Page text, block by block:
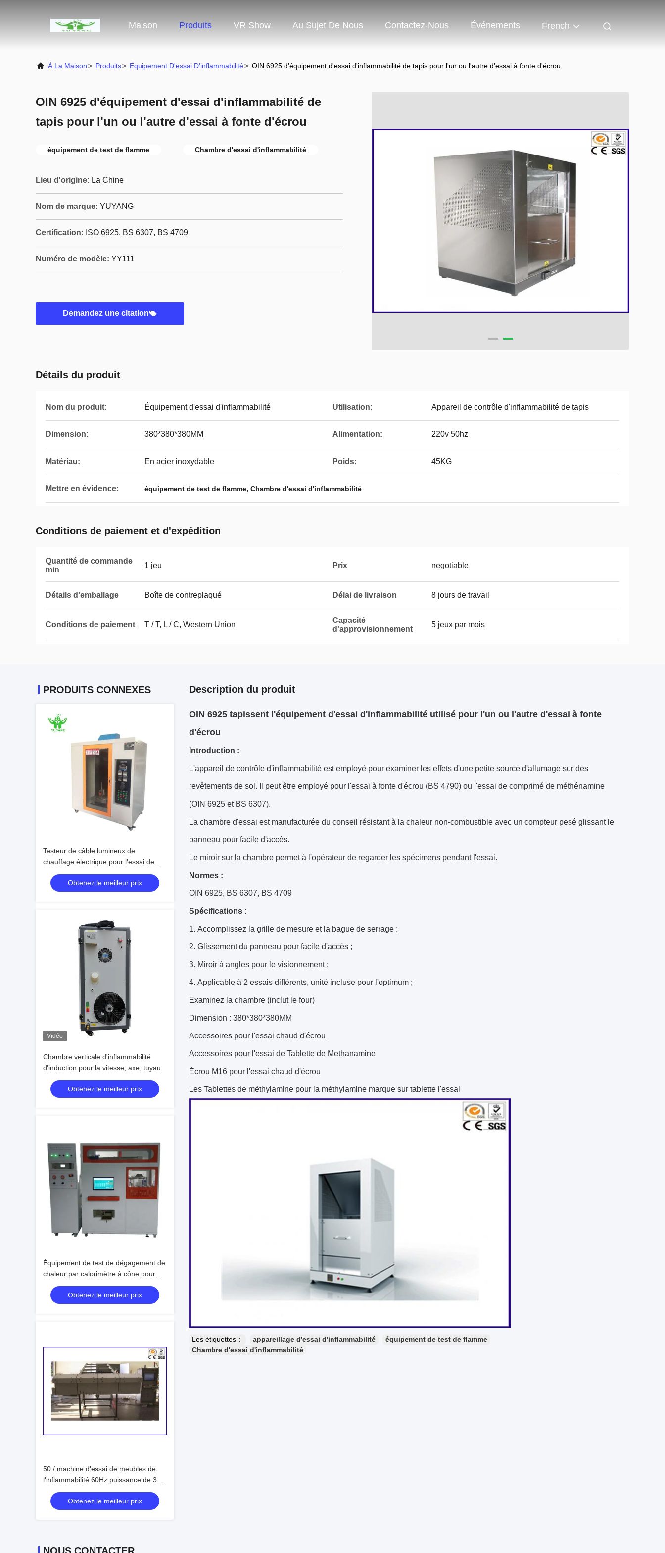
Maison Produits VR Show Au Sujet De Nous Contactez-Nous Événements French
À La Maison> Produits> Équipement D'essai D'inflammabilité> OIN 6925 d'équipement d'essai d'inflammabilité de tapis pour l'un ou l'autre d'essai à fonte d'écrou
OIN 6925 d'équipement d'essai d'inflammabilité de
tapis pour l'un ou l'autre d'essai à fonte d'écrou
équipement de test de flamme Chambre d'essai d'inflammabilité
Lieu d'origine: La Chine
Nom de marque: YUYANG
Certification: ISO 6925, BS 6307, BS 4709
Numéro de modèle: YY111
Demandez une citation
Détails du produit
Nom du produit: Équipement d'essai d'inflammabilité Utilisation: Appareil de contrôle d'inflammabilité de tapis
Dimension: 380*380*380MM Alimentation: 220v 50hz
Matériau: En acier inoxydable Poids: 45KG
Mettre en évidence: équipement de test de flamme, Chambre d'essai d'inflammabilité
Conditions de paiement et d'expédition
Quantité de commande
min
1 jeu Prix negotiable
Détails d'emballage Boîte de contreplaqué Délai de livraison 8 jours de travail
Conditions de paiement T / T, L / C, Western Union
Capacité
d'approvisionnement
5 jeux par mois
PRODUITS CONNEXES
Testeur de câble lumineux de
chauffage électrique pour l'essai de
l'inflammabilité des équipements
d'éclairageObtenez le meilleur prix
Vidéo
Chambre verticale d'inflammabilité
d'induction pour la vitesse, axe, tuyau
Obtenez le meilleur prix
Équipement de test de dégagement de
chaleur par calorimètre à cône pour
l'inflammabilité, testeur de machine
électroniqueObtenez le meilleur prix
50 / machine d'essai de meubles de
l'inflammabilité 60Hz puissance de 3
phases
Obtenez le meilleur prix
NOUS CONTACTER
Description du produit
OIN 6925 tapissent l'équipement d'essai d'inflammabilité utilisé pour l'un ou l'autre d'essai à fonte
d'écrou
Introduction :
L'appareil de contrôle d'inflammabilité est employé pour examiner les effets d'une petite source d'allumage sur des
revêtements de sol. Il peut être employé pour l'essai à fonte d'écrou (BS 4790) ou l'essai de comprimé de méthénamine
(OIN 6925 et BS 6307).
La chambre d'essai est manufacturée du conseil résistant à la chaleur non-combustible avec un compteur pesé glissant le
panneau pour facile d'accès.
Le miroir sur la chambre permet à l'opérateur de regarder les spécimens pendant l'essai.
Normes :
OIN 6925, BS 6307, BS 4709
Spécifications :
1. Accomplissez la grille de mesure et la bague de serrage ;
2. Glissement du panneau pour facile d'accès ;
3. Miroir à angles pour le visionnement ;
4. Applicable à 2 essais différents, unité incluse pour l'optimum ;
Examinez la chambre (inclut le four)
Dimension : 380*380*380MM
Accessoires pour l'essai chaud d'écrou
Accessoires pour l'essai de Tablette de Methanamine
Écrou M16 pour l'essai chaud d'écrou
Les Tablettes de méthylamine pour la méthylamine marque sur tablette l'essai
Les étiquettes： appareillage d'essai d'inflammabilité
équipement de test de flamme
Chambre d'essai d'inflammabilité